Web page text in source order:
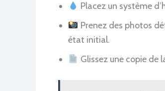
Placez un système
Prenez des photos
état initial.
Glissez une copie de